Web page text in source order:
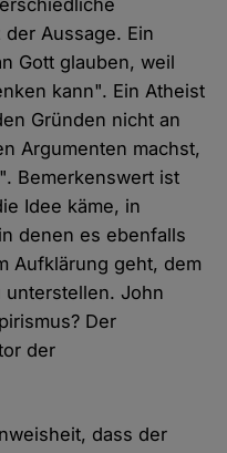
Aussage. Ein
Gott glauben, weil
kann". Ein Atheist
Gründen nicht an
Argumenten machst,
Bemerkenswert ist
Idee käme, in
denen es ebenfalls
Aufklärung geht, dem
John
Der
der
dass der